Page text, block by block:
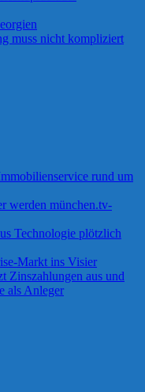
muss nicht kompliziert
rund um
werden münchen.tv-
Technologie plötzlich
Markt ins Visier
Zinszahlungen aus und
als Anleger